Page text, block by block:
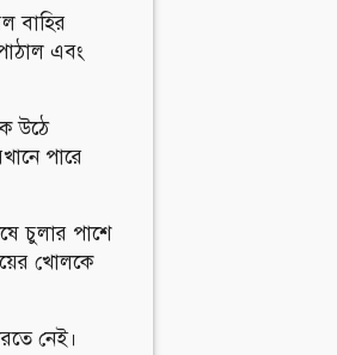
বাহির
এবং
উঠে
পারে
চুলার পাশে
খোলকে
নেই।